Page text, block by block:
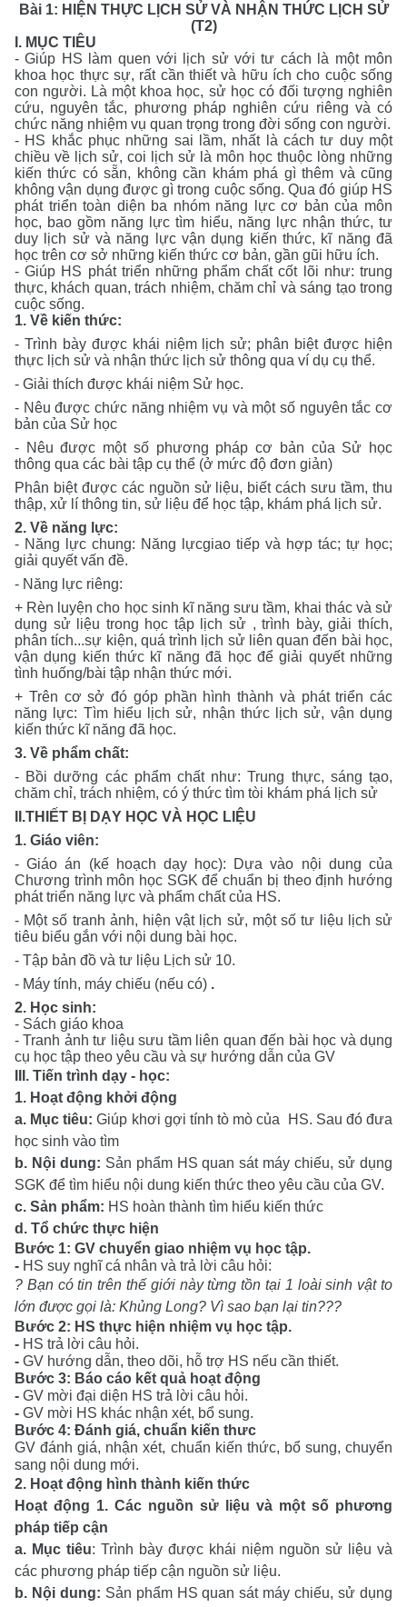
Bài 1: HIỆN THỰC LỊCH SỬ VÀ NHẬN THỨC LỊCH SỬ
(T2)
I. MỤC TIÊU
- Giúp HS làm quen với lịch sử với tư cách là một môn
khoa học thực sự, rất cần thiết và hữu ích cho cuộc sống
con người. Là một khoa học, sử học có đối tượng nghiên
cứu, nguyên tắc, phương pháp nghiên cứu riêng và có
chức năng nhiệm vụ quan trọng trong đời sống con người.
- HS khắc phục những sai lầm, nhất là cách tư duy một
chiều về lịch sử, coi lịch sử là môn học thuộc lòng những
kiến thức có sẵn, không cần khám phá gì thêm và cũng
không vận dụng được gì trong cuộc sống. Qua đó giúp HS
phát triển toàn diện ba nhóm năng lực cơ bản của môn
học, bao gồm năng lực tìm hiểu, năng lực nhận thức, tư
duy lịch sử và năng lực vận dụng kiến thức, kĩ năng đã
học trên cơ sở những kiến thức cơ bản, gần gũi hữu ích.
- Giúp HS phát triển những phẩm chất cốt lõi như: trung
thực, khách quan, trách nhiệm, chăm chỉ và sáng tạo trong
cuộc sống.
1. Về kiến thức:
- Trình bày được khái niệm lịch sử; phân biệt được hiện
thực lịch sử và nhận thức lịch sử thông qua ví dụ cụ thể.
- Giải thích được khái niệm Sử học.
- Nêu được chức năng nhiệm vụ và một số nguyên tắc cơ
bản của Sử học
- Nêu được một số phương pháp cơ bản của Sử học
thông qua các bài tập cụ thể (ở mức độ đơn giản)
Phân biệt được các nguồn sử liệu, biết cách sưu tầm, thu
thập, xử lí thông tin, sử liệu để học tập, khám phá lịch sử.
2. Về năng lực:
- Năng lực chung: Năng lựcgiao tiếp và hợp tác; tự học;
giải quyết vấn đề.
- Năng lực riêng:
+ Rèn luyện cho học sinh kĩ năngsưu tầm, khai thác và sử
dụng sử liệu trong học tập lịch sử , trình bày, giải thích,
phân tích...sự kiện, quá trình lịch sử liên quan đến bài học,
vận dụng kiến thức kĩ năng đã học để giải quyết những
tình huống/bài tập nhận thức mới.
+ Trên cơ sở đó góp phần hình thành và phát triển các
năng lực: Tìm hiểu lịch sử, nhận thức lịch sử, vận dụng
kiến thức kĩ năng đã học.
3. Về phẩm chất:
- Bồi dưỡng các phẩm chất như: Trung thực, sáng tạo,
chăm chỉ, trách nhiệm, có ý thức tìm tòi khám phá lịch sử
II.THIẾT BỊ DẠY HỌC VÀ HỌC LIỆU
1. Giáo viên:
- Giáo án (kế hoạch dạy học): Dựa vào nội dung của
Chương trình môn học SGK để chuẩn bị theo định hướng
phát triển năng lực và phẩm chất của HS.
- Một số tranh ảnh, hiện vật lịch sử, một số tư liệu lịch sử
tiêu biểu gắn với nội dung bài học.
- Tập bản đồ và tư liệu Lịch sử 10.
- Máy tính, máy chiếu (nếu có) .
2. Học sinh:
- Sách giáo khoa
- Tranh ảnh tư liệu sưu tầm liên quan đến bài học và dụng
cụ học tập theo yêu cầu và sự hướng dẫn của GV
III. Tiến trình dạy - học:
1. Hoạt động khởi động
a. Mục tiêu: Giúp khơi gợi tính tò mò của HS. Sau đó đưa
học sinh vào tìm
b. Nội dung: Sản phẩmHS quan sát máy chiếu, sử dụng
SGK để tìm hiểu nội dung kiến thức theo yêu cầu của GV.
c. Sản phẩm: HS hoàn thành tìm hiểu kiến thức
d. Tổ chức thực hiện
Bước 1: GV chuyển giao nhiệm vụ học tập.
- HS suy nghĩ cá nhân và trả lời câu hỏi:
? Bạn có tin trên thế giới này từng tồn tại 1 loài sinh vật to
lớn được gọi là: Khủng Long? Vì sao bạn lại tin???
Bước 2: HS thực hiện nhiệm vụ học tập.
- HS trả lời câu hỏi.
- GV hướng dẫn, theo dõi, hỗ trợ HS nếu cần thiết.
Bước 3: Báo cáo kết quả hoạt động
- GV mời đại diện HS trả lời câu hỏi.
- GV mời HS khác nhận xét, bổ sung.
Bước 4: Đánh giá, chuẩn kiến thưc
GV đánh giá, nhận xét, chuẩn kiến thức, bổ sung, chuyển
sang nội dung mới.
2. Hoạt động hình thành kiến thức
Hoạt động 1. Các nguồn sử liệu và một số phương
pháp tiếp cận
a. Mục tiêu: Trình bày được khái niệm nguồn sử liệu và
các phương pháp tiếp cận nguồn sử liệu.
b. Nội dung: Sản phẩmHS quan sát máy chiếu, sử dụng